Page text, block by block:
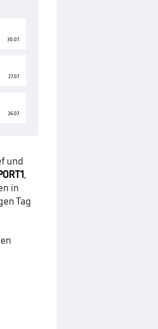
30.07.
27.07.
26.07.
und
,
in
Tag